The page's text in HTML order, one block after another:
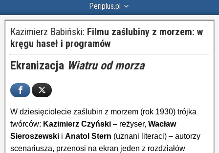
Periplus.pl
Kazimierz Babiński: Filmu zaślubiny z morzem: w
kręgu haseł i programów
Ekranizacja Wiatru od morza
W dziesięciolecie zaślubin z morzem (rok 1930) trójka
twórców: Kazimierz Czyński – reżyser, Wacław
Sieroszewski i Anatol Stern (uznani literaci) – autorzy
scenariusza, przenosi na ekran jeden z rozdziałów